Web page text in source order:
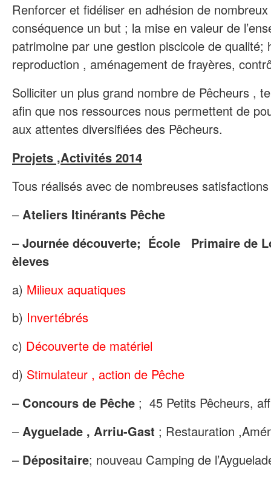
Renforcer et fidéliser en adhésion de
conséquence un but ; la mise en valeur de
patrimoine par une gestion piscicole de qualité;
reproduction , aménagement de frayères,
Solliciter un plus grand nombre de Pêcheurs
afin que nos ressources nous permettent de
aux attentes diversifiées des Pêcheurs.
Projets ,Activités 2014
Tous réalisés avec de nombreuses
– Ateliers Itinérants Pêche
–Journée découverte; École Primaire de
èleves
a) Milieux aquatiques
b) Invertébrés
c) Découverte de matériel
d) Stimulateur , action de Pêche
– Concours de Pêche ; 45 Petits Pêcheurs,
–Ayguelade , Arriu-Gast ; Restauration
– Dépositaire; nouveau Camping de